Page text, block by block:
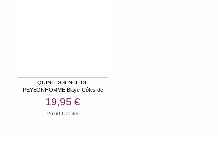
QUINTESSENCE DE
PEYBONHOMME Blaye-Côtes de
Bordeaux AOC 2022
19,95 €
26,60 € / Liter